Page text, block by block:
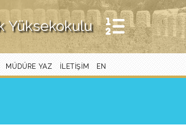
Yüksekokulu
MÜDÜRE YAZ İLETIŞIM EN